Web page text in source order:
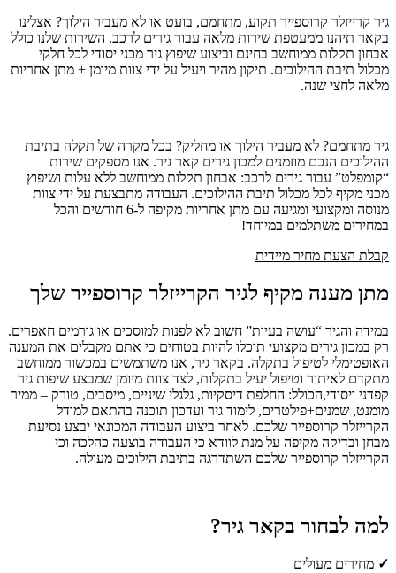
גיר קרייזלר קרוספייר תקוע, מתחמם, בועט או לא מעביר הילוך? אצלינו
בקאר תיהנו ממעטפת שירות מלאה עבור גירים לרכב. השירות שלנו כולל
אבחון תקלות ממוחשב בחינם וביצוע שיפוץ גיר מכני יסודי לכל חלקי
מכלול תיבת ההילוכים. תיקון מהיר ויעיל על ידי צוות מיומן + מתן אחריות
מלאה לחצי שנה.
גיר מתחמם? לא מעביר הילוך או מחליק? בכל מקרה של תקלה בתיבת
ההילוכים הנכם מוזמנים למכון גירים קאר גיר. אנו מספקים שירות
“קומפלט” עבור גירים לרכב: אבחון תקלות ממוחשב ללא עלות ושיפוץ
מכני מקיף לכל מכלול תיבת ההילוכים. העבודה מתבצעת על ידי צוות
מנוסה ומקצועי ומגיעה עם מתן אחריות מקיפה ל-6 חודשים והכל
במחירים משתלמים במיוחד!
קבלת הצעת מחיר מיידית
מתן מענה מקיף לגיר הקרייזלר קרוספייר שלך
במידה והגיר “עושה בעיות” חשוב לא לפנות למוסכים או גורמים חאפרים.
רק במכון גירים מקצועי תוכלו להיות בטוחים כי אתם מקבלים את המענה
האופטימלי לטיפול בתקלה. בקאר גיר, אנו משתמשים במכשור ממוחשב
מתקדם לאיתור וטיפול יעיל בתקלות, לצד צוות מיומן שמבצע שיפות גיר
קפדני ויסודי,הכולל: החלפת דיסקיות, גלגלי שיניים, מיסבים, טורק – ממיר
מומנט, שמנים+פילטרים, לימוד גיר ועדכון תוכנה בהתאם למודל
הקרייזלר קרוספייר שלכם. לאחר ביצוע העבודה המכונאי יבצע נסיעת
מבחן ובדיקה מקיפה על מנת לוודא כי העבודה בוצעה כהלכה וכי
הקרייזלר קרוספייר שלכם השתדרגה בתיבת הילוכים מעולה.
למה לבחור בקאר גיר?
✓ מחירים מעולים